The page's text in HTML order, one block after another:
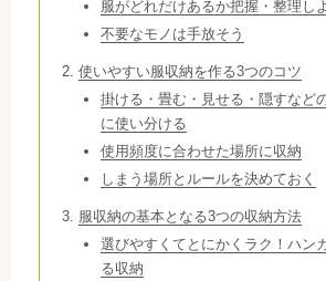
服がどれだけあるか把握・整理し
不要なモノは手放そう
使いやすい服収納を作る3つのコツ
掛ける・畳む・見せる・隠すなど
に使い分ける
使用頻度に合わせた場所に収納
しまう場所とルールを決めておく
服収納の基本となる3つの収納方法
選びやすくてとにかくラク！ハン
る収納